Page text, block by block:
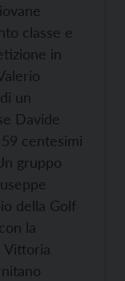
classe e
in
un
Davide
centesimi
gruppo
della Golf
la
Vittoria